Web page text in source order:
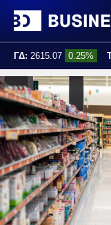
ΓΔ: 2615.07 0.25%
Τελ. ενημέρωση: